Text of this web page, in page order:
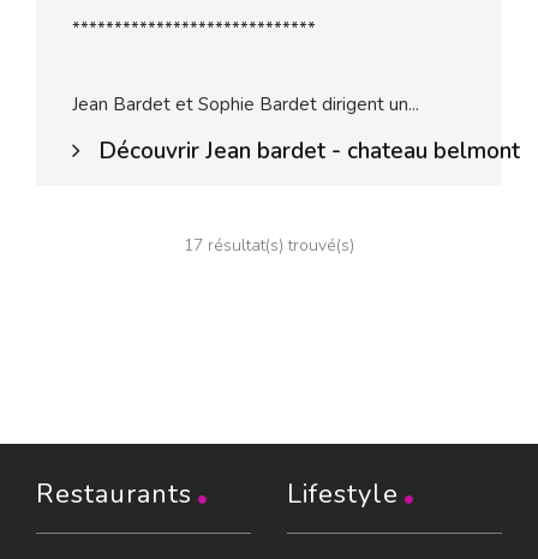
*****************************
Jean Bardet et Sophie Bardet dirigent un...
Découvrir Jean bardet - chateau belmont
17 résultat(s) trouvé(s)
Restaurants Lifestyle